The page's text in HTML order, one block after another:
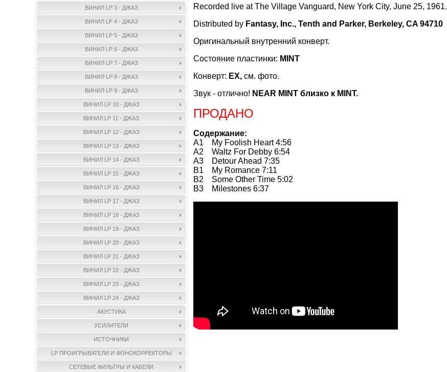
ВИНИЛ LP 3 - ДЖАЗ
ВИНИЛ LP 4 - ДЖАЗ
ВИНИЛ LP 5 - ДЖАЗ
ВИНИЛ LP 6 - ДЖАЗ
ВИНИЛ LP 7 - ДЖАЗ
ВИНИЛ LP 8 - ДЖАЗ
ВИНИЛ LP 9 - ДЖАЗ
ВИНИЛ LP 10 - ДЖАЗ
ВИНИЛ LP 11 - ДЖАЗ
ВИНИЛ LP 12 - ДЖАЗ
ВИНИЛ LP 13 - ДЖАЗ
ВИНИЛ LP 14 - ДЖАЗ
ВИНИЛ LP 15 - ДЖАЗ
ВИНИЛ LP 16 - ДЖАЗ
ВИНИЛ LP 17 - ДЖАЗ
ВИНИЛ LP 18 - ДЖАЗ
ВИНИЛ LP 19 - ДЖАЗ
ВИНИЛ LP 20 - ДЖАЗ
ВИНИЛ LP 21 - ДЖАЗ
ВИНИЛ LP 22 - ДЖАЗ
ВИНИЛ LP 23 - ДЖАЗ
ВИНИЛ LP 24 - ДЖАЗ
АКУСТИКА
УСИЛИТЕЛИ
ИСТОЧНИКИ
LP ПРОИГРЫВАТЕЛИ И ФОНОКОРРЕКТОРЫ
СЕТЕВЫЕ ФИЛЬТРЫ И КАБЕЛИ
Recorded live at The Village Vanguard, New York City, June 25, 1961.
Distributed by Fantasy, Inc., Tenth and Parker, Berkeley, CA 94710​
Оригинальный внутренний конверт.
Состояние пластинки: MINT
Конверт: EX,см. фото.
Звук - отлично! NEAR MINT близко к MINT.
ПРОДАНО
Содержание:
A1 My Foolish Heart 4:56
A2 Waltz For Debby 6:54
A3 Detour Ahead 7:35
B1 My Romance 7:11
B2 Some Other Time 5:02
B3 Milestones 6:37